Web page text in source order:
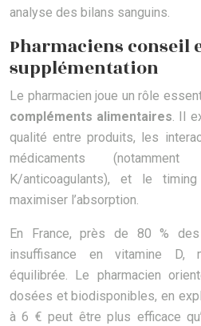
analyse des bilans sanguins.
Pharmaciens conseil
supplémentation
Le pharmacien joue un rôle
compléments alimentaires. Il
qualité entre produits, les
médicaments
K/anticoagulants), et le
maximiser l’absorption.
En France, près de 80 %
insuffisance en vitamine D,
équilibrée. Le pharmacien
dosées et biodisponibles, en
à 6 € peut être plus efficace